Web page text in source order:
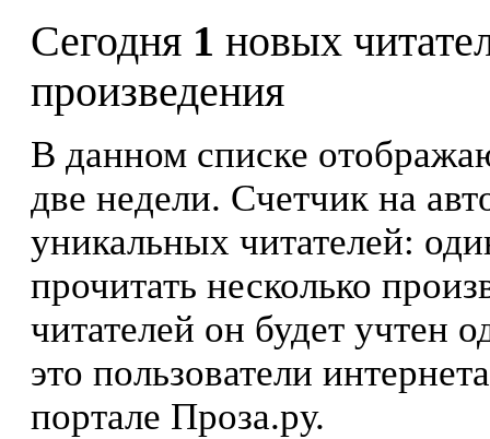
Сегодня 1 новых
произведения
В данном списке
две недели. Счетчик на
уникальных читателей:
прочитать несколько
читателей он будет учтен
это пользователи
портале Проза.ру.